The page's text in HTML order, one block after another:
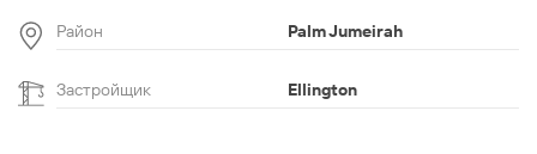
Район Palm Jumeirah
Застройщик Ellington